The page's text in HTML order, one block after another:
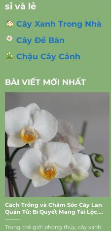
sỉ và lẻ
Cây Xanh Trong Nhà
Cây Để Bàn
Chậu Cây Cảnh
BÀI VIẾT MỚI NHẤT
Cách Trồng và Chăm Sóc Cây Lan
Quân Tử: Bí Quyết Mang Tài Lộc,
May Mắn Vào Nhà
Trong thế giới phong thủy, cây xanh